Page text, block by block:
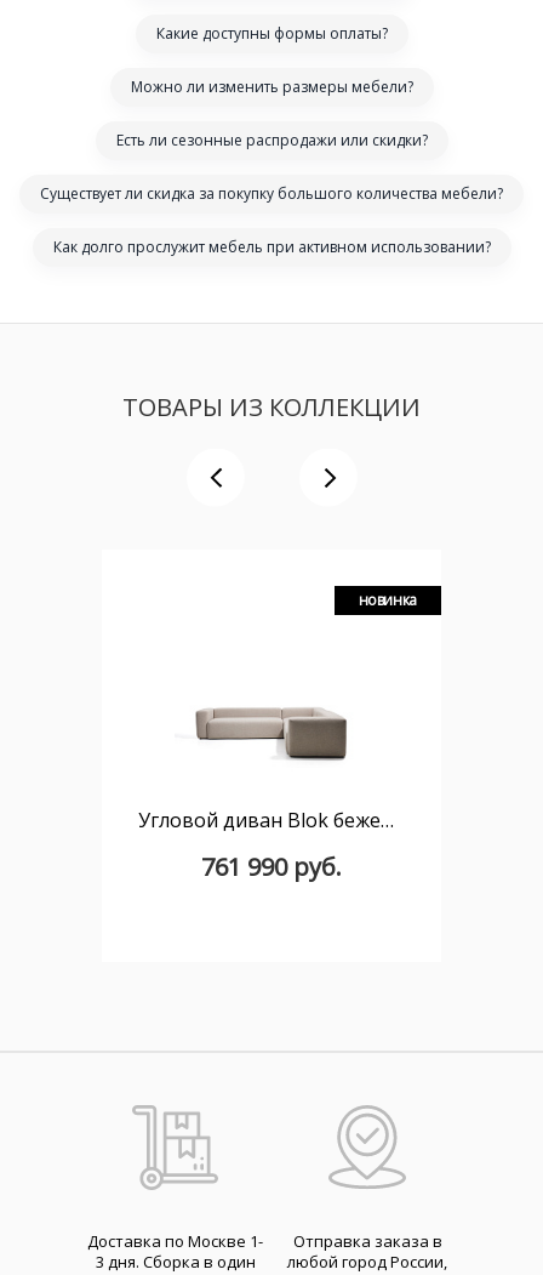
Какие доступны формы оплаты?
Можно ли изменить размеры мебели?
Есть ли сезонные распродажи или скидки?
Существует ли скидка за покупку большого количества мебели?
Как долго прослужит мебель при активном использовании?
ТОВАРЫ ИЗ КОЛЛЕКЦИИ
новинка
Угловой диван Blok бежевого цвета из синели, 5 мест, 320 x 320 см
761 990 руб.
Доставка по Москве 1-
3 дня. Cборка в один
Отправка заказа в
любой город России,